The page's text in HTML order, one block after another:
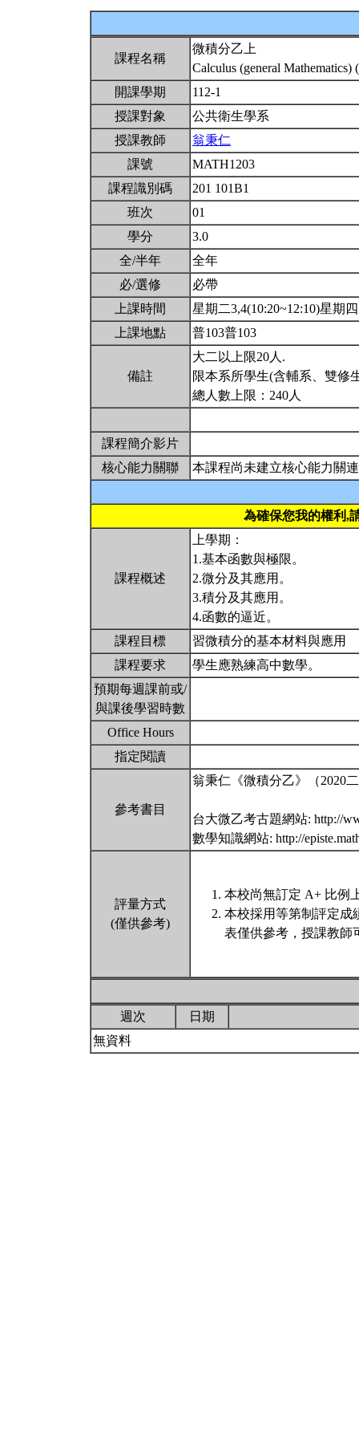
課程名稱
微積分乙上
Calculus (general Mathematics)
開課學期
112-1
授課對象
公共衛生學系
授課教師
翁秉仁
課號
MATH1203
課程識別碼
201 101B1
班次
01
學分
3.0
全/半年
全年
必/選修
必帶
上課時間
星期二3,4(10:20~12:10)星期
上課地點
普103普103
備註
大二以上限20人.
限本系所學生(含輔系、雙修
總人數上限：240人
課程簡介影片
核心能力關聯
本課程尚未建立核心能力關連
為確保您我的權利,
課程概述
上學期：
1.基本函數與極限。
2.微分及其應用。
3.積分及其應用。
4.函數的逼近。
課程目標
習微積分的基本材料與應用
課程要求
學生應熟練高中數學。
預期每週課前或/
與課後學習時數
Office Hours
指定閱讀
參考書目
翁秉仁《微積分乙》（2020
台大微乙考古題網站: http://
數學知識網站: http://
評量方式
(僅供參考)
本校尚無訂定 A+ 比例
本校採用等第制評定成
表僅供參考，授課教師
週次
日期
無資料